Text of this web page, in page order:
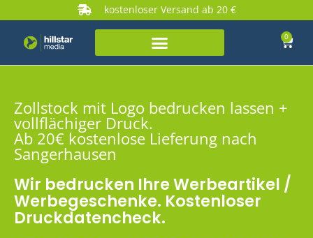
kostenloser Versand ab 20 €
0
Zollstock mit Logo bedrucken lassen +
vollflächiger Druck.
Ab 20€ kostenlose Lieferung nach
Sangerhausen
Wir bedrucken Ihre Werbeartikel /
Werbegeschenke. Kostenloser
Druckdatencheck.